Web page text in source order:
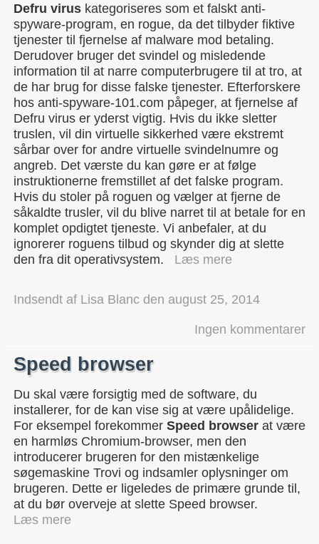
Defru virus kategoriseres som et falskt anti-
spyware-program, en rogue, da det tilbyder fiktive
tjenester til fjernelse af malware mod betaling.
Derudover bruger det svindel og misledende
information til at narre computerbrugere til at tro, at
de har brug for disse falske tjenester. Efterforskere
hos anti-spyware-101.com påpeger, at fjernelse af
Defru virus er yderst vigtig. Hvis du ikke sletter
truslen, vil din virtuelle sikkerhed være ekstremt
sårbar over for andre virtuelle svindelnumre og
angreb. Det værste du kan gøre er at følge
instruktionerne fremstillet af det falske program.
Hvis du stoler på roguen og vælger at fjerne de
såkaldte trusler, vil du blive narret til at betale for en
komplet opdigtet tjeneste. Vi anbefaler, at du
ignorerer roguens tilbud og skynder dig at slette
den fra dit operativsystem.
Læs mere
Indsendt af Lisa Blanc den august 25, 2014
Ingen kommentarer
Speed browser
Du skal være forsigtig med de software, du
installerer, for de kan vise sig at være upålidelige.
For eksempel forekommer Speed browser at være
en harmløs Chromium-browser, men den
introducerer brugeren for den mistænkelige
søgemaskine Trovi og indsamler oplysninger om
brugeren. Dette er ligeledes de primære grunde til,
at du bør overveje at slette Speed browser.
Læs mere